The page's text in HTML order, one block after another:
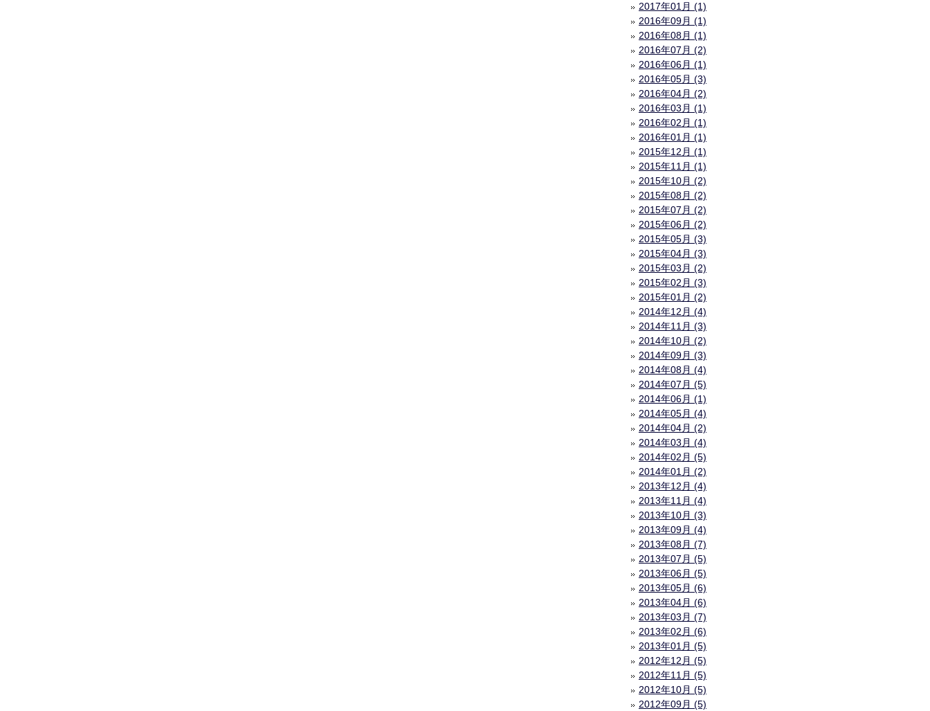
2017年01月 (1)
2016年09月 (1)
2016年08月 (1)
2016年07月 (2)
2016年06月 (1)
2016年05月 (3)
2016年04月 (2)
2016年03月 (1)
2016年02月 (1)
2016年01月 (1)
2015年12月 (1)
2015年11月 (1)
2015年10月 (2)
2015年08月 (2)
2015年07月 (2)
2015年06月 (2)
2015年05月 (3)
2015年04月 (3)
2015年03月 (2)
2015年02月 (3)
2015年01月 (2)
2014年12月 (4)
2014年11月 (3)
2014年10月 (2)
2014年09月 (3)
2014年08月 (4)
2014年07月 (5)
2014年06月 (1)
2014年05月 (4)
2014年04月 (2)
2014年03月 (4)
2014年02月 (5)
2014年01月 (2)
2013年12月 (4)
2013年11月 (4)
2013年10月 (3)
2013年09月 (4)
2013年08月 (7)
2013年07月 (5)
2013年06月 (5)
2013年05月 (6)
2013年04月 (6)
2013年03月 (7)
2013年02月 (6)
2013年01月 (5)
2012年12月 (5)
2012年11月 (5)
2012年10月 (5)
2012年09月 (5)